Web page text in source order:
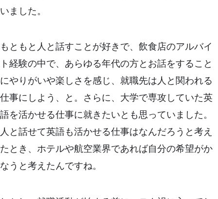
いました。
もともと人と話すことが好きで、飲食店のアルバイ
ト経験の中で、あらゆる年代の方とお話をすること
にやりがいや楽しさを感じ、就職先は人と関われる
仕事にしよう、と。さらに、大学で専攻していた英
語を活かせる仕事に就きたいとも思っていました。
人と話せて英語も活かせる仕事はなんだろうと考え
たとき、ホテルや航空業界であれば自分の希望がか
なうと考えたんですね。